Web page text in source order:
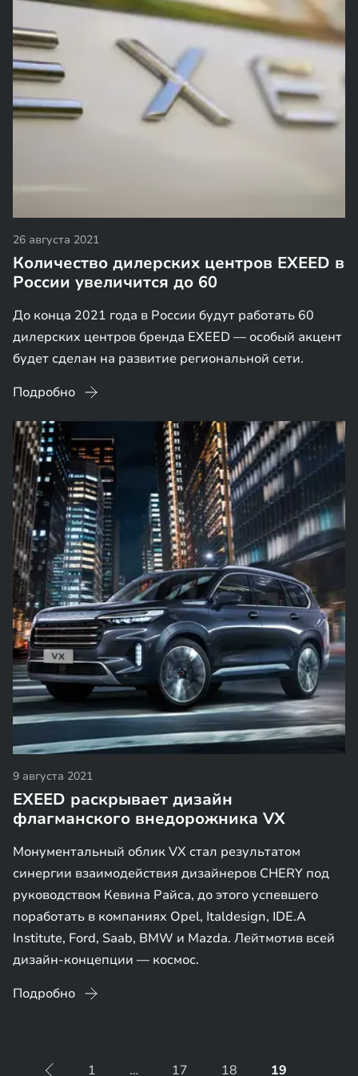
26 августа 2021
Количество дилерских центров EXEED в
России увеличится до 60
До конца 2021 года в России будут работать 60
дилерских центров бренда EXEED — особый акцент
будет сделан на развитие региональной сети.
Подробно
9 августа 2021
EXEED раскрывает дизайн
флагманского внедорожника VX
Монументальный облик VX стал результатом
синергии взаимодействия дизайнеров CHERY под
руководством Кевина Райса, до этого успевшего
поработать в компаниях Opel, Italdesign, IDE.A
Institute, Ford, Saab, BMW и Mazda. Лейтмотив всей
дизайн-концепции — космос.
Подробно
1 … 17 18 19